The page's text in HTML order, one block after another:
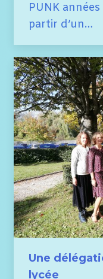
PUNK
partir d’un…
Une
lycée